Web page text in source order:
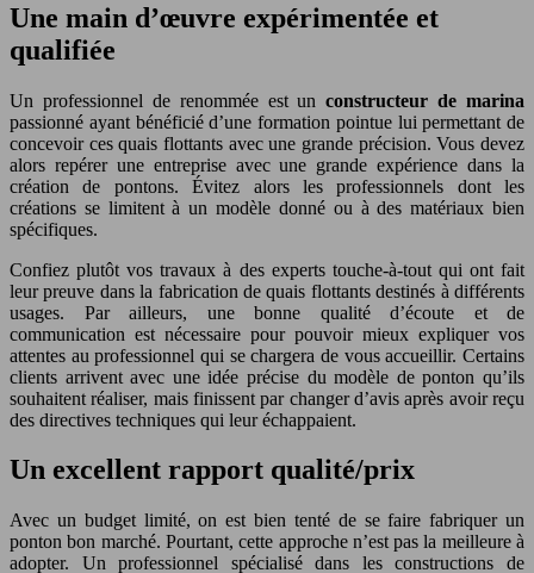
Une main d’œuvre expérimentée et
qualifiée
Un professionnel de renommée est unconstructeur de marina
passionné ayant bénéficié d’une formation pointue lui permettant de
concevoir ces quais flottants avec une grande précision. Vous devez
alors repérer une entreprise avec une grande expérience dans la
création de pontons. Évitez alors les professionnels dont les
créations se limitent à un modèle donné ou à des matériaux bien
spécifiques.
Confiez plutôt vos travaux à des experts touche-à-tout qui ont fait
leur preuve dans la fabrication de quais flottants destinés à différents
usages. Par ailleurs, une bonne qualité d’écoute et de
communication est nécessaire pour pouvoir mieux expliquer vos
attentes au professionnel qui se chargera de vous accueillir. Certains
clients arrivent avec une idée précise du modèle de ponton qu’ils
souhaitent réaliser, mais finissent par changer d’avis après avoir reçu
des directives techniques qui leur échappaient.
Un excellent rapport qualité/prix
Avec un budget limité, on est bien tenté de se faire fabriquer un
ponton bon marché. Pourtant, cette approche n’est pas la meilleure à
adopter. Un professionnel spécialisé dans les constructions de